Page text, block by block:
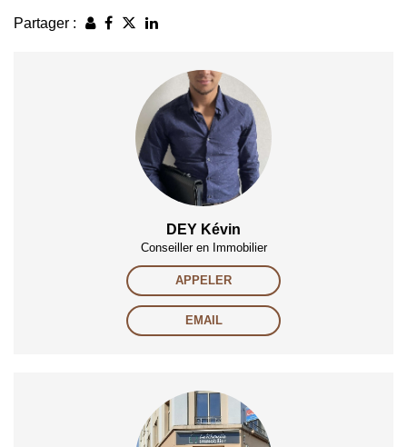
Partager :
DEY Kévin
Conseiller en Immobilier
APPELER
EMAIL